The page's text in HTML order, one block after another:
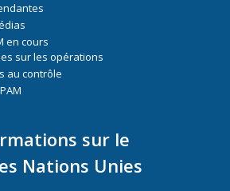
en cours
sur les opérations
au contrôle
sur le
Nations Unies